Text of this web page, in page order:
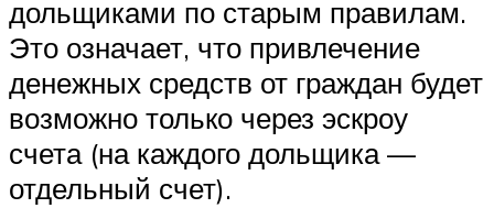
дольщиками по старым правилам.
Это означает, что привлечение
денежных средств от граждан будет
возможно только через эскроу
счета (на каждого дольщика —
отдельный счет).